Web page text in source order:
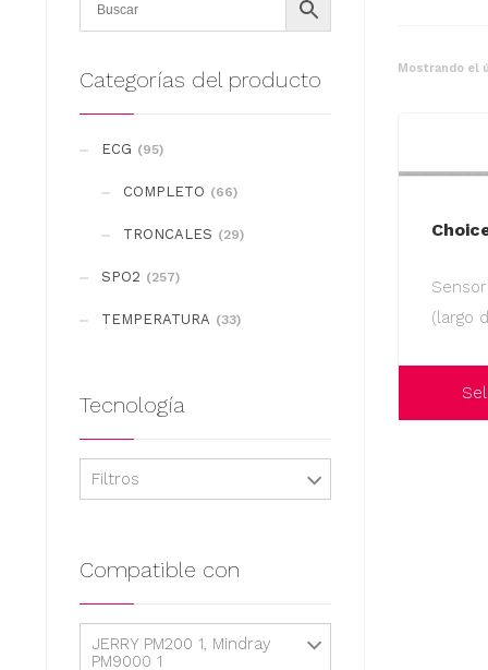
Mostrando el
(largo
Categorías del producto
ECG (95)
COMPLETO (66)
TRONCALES (29)
SPO2 (257)
TEMPERATURA (33)
Tecnología
Filtros
Compatible con
JERRY PM200 1, Mindray
PM9000 1